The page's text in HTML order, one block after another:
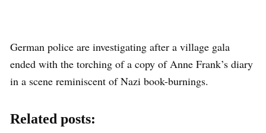
German police are investigating after a village gala
ended with the torching of a copy of Anne Frank’s diary
in a scene reminiscent of Nazi book-burnings.
Related posts: